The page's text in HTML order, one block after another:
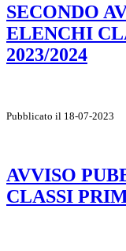
SECONDO
ELENCHI
2023/2024
Pubblicato il 18-07-2023
AVVISO
CLASSI